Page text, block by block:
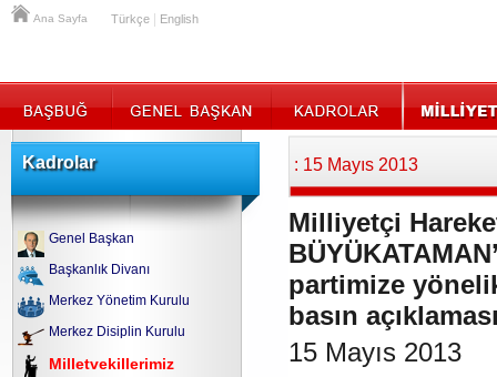
Ana Sayfa Türkçe English
Kadrolar
Genel Başkan
Başkanlık Divanı
Merkez Yönetim Kurulu
Merkez Disiplin Kurulu
Milletvekillerimiz
: 15 Mayıs 2013
Milliyetçi
partimize
basın
15 Mayıs 2013